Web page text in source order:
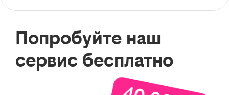
Попробуйте наш
сервис бесплатно